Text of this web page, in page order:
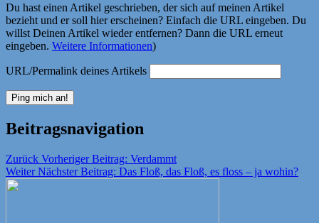
Du hast einen Artikel geschrieben, der sich auf meinen Artikel
bezieht und er soll hier erscheinen? Einfach die URL eingeben. Du
willst Deinen Artikel wieder entfernen? Dann die URL erneut
eingeben. Weitere Informationen)
URL/Permalink deines Artikels
Beitragsnavigation
Zurück Vorheriger Beitrag: Verdammt
Weiter Nächster Beitrag: Das Floß, das Floß, es floss – ja wohin?